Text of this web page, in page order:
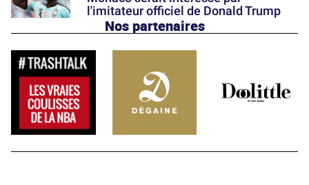
l'imitateur officiel de Donald Trump
Nos partenaires